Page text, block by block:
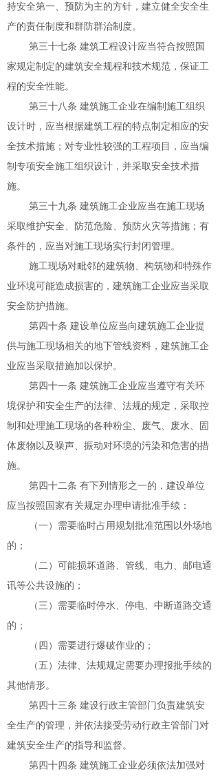
持安全第一、预防为主的方针，建立健全安全生
产的责任制度和群防群治制度。
第三十七条 建筑工程设计应当符合按照国
家规定制定的建筑安全规程和技术规范，保证工
程的安全性能。
第三十八条 建筑施工企业在编制施工组织
设计时，应当根据建筑工程的特点制定相应的安
全技术措施；对专业性较强的工程项目，应当编
制专项安全施工组织设计，并采取安全技术措
施。
第三十九条 建筑施工企业应当在施工现场
采取维护安全、防范危险、预防火灾等措施；有
条件的，应当对施工现场实行封闭管理。
施工现场对毗邻的建筑物、构筑物和特殊作
业环境可能造成损害的，建筑施工企业应当采取
安全防护措施。
第四十条 建设单位应当向建筑施工企业提
供与施工现场相关的地下管线资料，建筑施工企
业应当采取措施加以保护。
第四十一条 建筑施工企业应当遵守有关环
境保护和安全生产的法律、法规的规定，采取控
制和处理施工现场的各种粉尘、废气、废水、固
体废物以及噪声、振动对环境的污染和危害的措
施。
第四十二条 有下列情形之一的，建设单位
应当按照国家有关规定办理申请批准手续：
（一）需要临时占用规划批准范围以外场地
的；
（二）可能损坏道路、管线、电力、邮电通
讯等公共设施的；
（三）需要临时停水、停电、中断道路交通
的；
（四）需要进行爆破作业的；
（五）法律、法规规定需要办理报批手续的
其他情形。
第四十三条 建设行政主管部门负责建筑安
全生产的管理，并依法接受劳动行政主管部门对
建筑安全生产的指导和监督。
第四十四条 建筑施工企业必须依法加强对